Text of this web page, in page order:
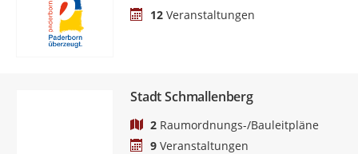
12 Veranstaltungen
Stadt Schmallenberg
2 Raumordnungs-/Bauleitpläne
9 Veranstaltungen